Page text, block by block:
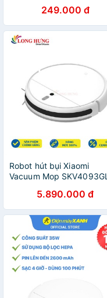
249.000 đ
Robot hút bụi Xiaomi
Vacuum Mop SKV4093GL
5.890.000 đ